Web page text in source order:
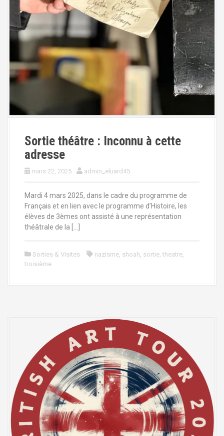
Sortie théâtre : Inconnu à cette
adresse
mars 22, 2025 admin_eluard45
Mardi 4 mars 2025, dans le cadre du programme de
Français et en lien avec le programme d’Histoire, les
élèves de 3èmes ont assisté à une représentation
théâtrale de la […]
Sorties & Visites nazisme shoah sortie theatre
troisième